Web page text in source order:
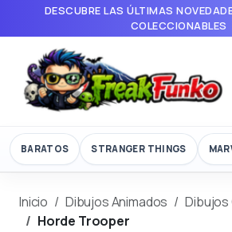
DESCUBRE LAS ÚLTIMAS
COLECCIONABLES
BARATOS STRANGER THINGS
Inicio Dibujos Animados
Dibujos
Horde Trooper